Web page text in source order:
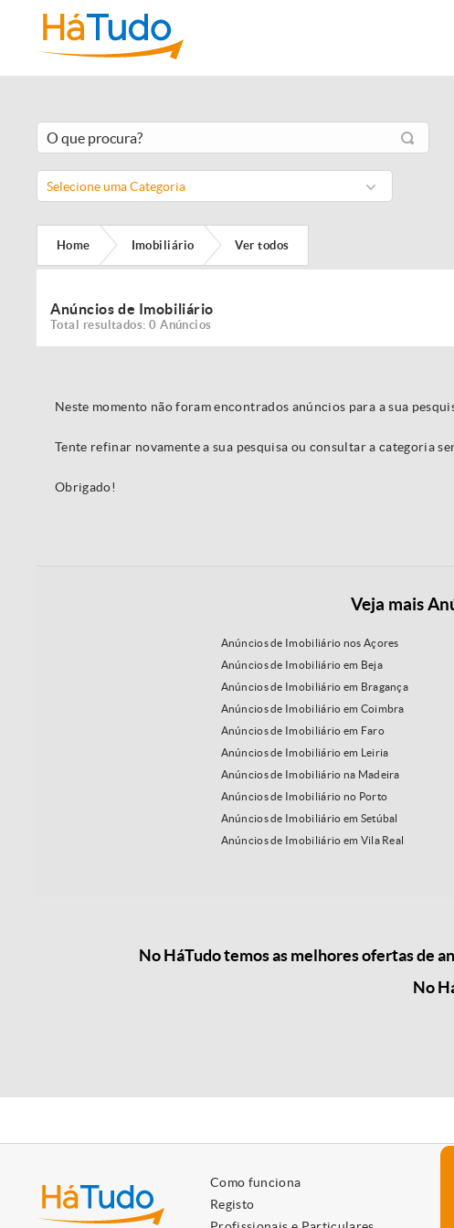
Selecione uma Categoria
Home Imobiliário Ver todos
Anúncios de Imobiliário
Total resultados: 0 Anúncios
Neste momento não foram encontrados anúncios para a sua
Tente refinar novamente a sua pesquisa ou consultar a categoria
Obrigado!
Veja mais
Anúncios de Imobiliário nos Açores
Anúncios de Imobiliário em Beja
Anúncios de Imobiliário em Bragança
Anúncios de Imobiliário em Coimbra
Anúncios de Imobiliário em Faro
Anúncios de Imobiliário em Leiria
Anúncios de Imobiliário na Madeira
Anúncios de Imobiliário no Porto
Anúncios de Imobiliário em Setúbal
Anúncios de Imobiliário em Vila Real
No HáTudo temos as melhores ofertas de
No
Como funciona
Registo